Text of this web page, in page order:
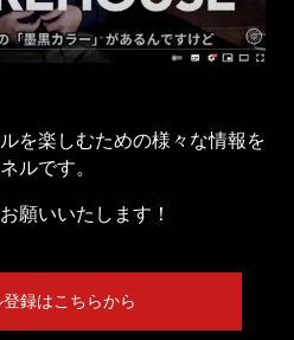
を楽しむための様々な情報を
ルです。
願いいたします！
録はこちらから